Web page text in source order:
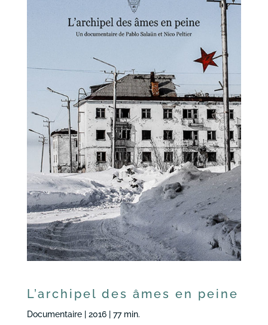
L’archipel des âmes en peine
Documentaire | 2016 | 77 min.